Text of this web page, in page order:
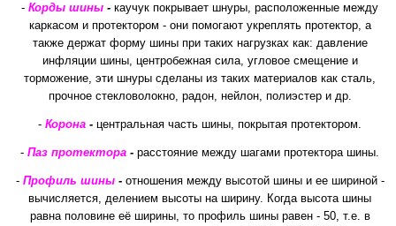
- Корды шины - каучук покрывает шнуры, расположенные между
каркасом и протектором - они помогают укреплять протектор, а
также держат форму шины при таких нагрузках как: давление
инфляции шины, центробежная сила, угловое смещение и
торможение, эти шнуры сделаны из таких материалов как сталь,
прочное стекловолокно, радон, нейлон, полиэстер и др.
- Корона - центральная часть шины, покрытая протектором.
- Паз протектора - расстояние между шагами протектора шины.
- Профиль шины- отношения между высотой шины и ее шириной -
вычисляется, делением высоты на ширину. Когда высота шины
равна половине её ширины, то профиль шины равен - 50, т.е. в